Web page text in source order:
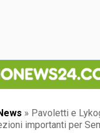
» Pavoletti e
importanti per